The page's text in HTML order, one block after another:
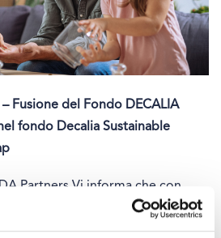
Fusione del Fondo DECALIA
fondo Decalia Sustainable
Partners Vi informa che con
2023 avverrà la
fusione del
– R USD P,” (ISIN